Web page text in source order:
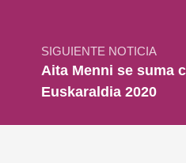
SIGUIENTE NOTICIA
Aita Menni se suma
Euskaraldia 2020